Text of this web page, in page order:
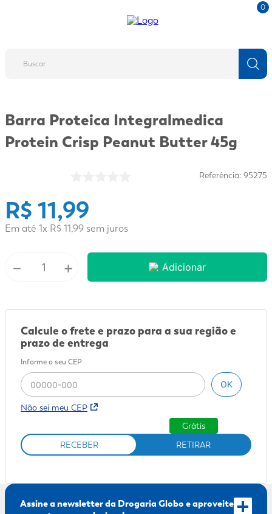
0
Barra Proteica Integralmedica
Protein Crisp Peanut Butter 45g
Referência: 95275
R$ 11,99
Em até 1x R$11,99 sem juros
－ + Adicionar
Calcule o frete e prazo para a sua região e
prazo de entrega
Informe o seu CEP
OK
Não sei meu CEP
RECEBER RETIRAR
Grátis
Assine a newsletter da Drogaria Globo e aproveite
1º
fralda
2º
protetor solar
5º
dove
6 º
fralda xg
8º
10º adeforte turbo